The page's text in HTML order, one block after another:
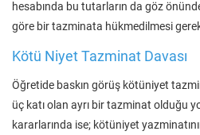
hesabında bu tutarların da göz
göre bir tazminata hükmedilmesi
Kötü Niyet Tazminat Davası
Öğretide baskın görüş kötüniyet
üç katı olan ayrı bir tazminat olduğu
kararlarında ise; kötüniyet